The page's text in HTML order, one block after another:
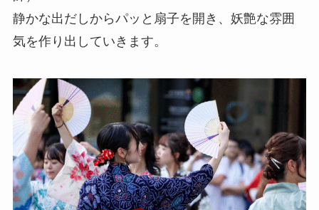
静かな出だしからパッと扇子を開き、妖艶な雰囲
気を作り出していきます。